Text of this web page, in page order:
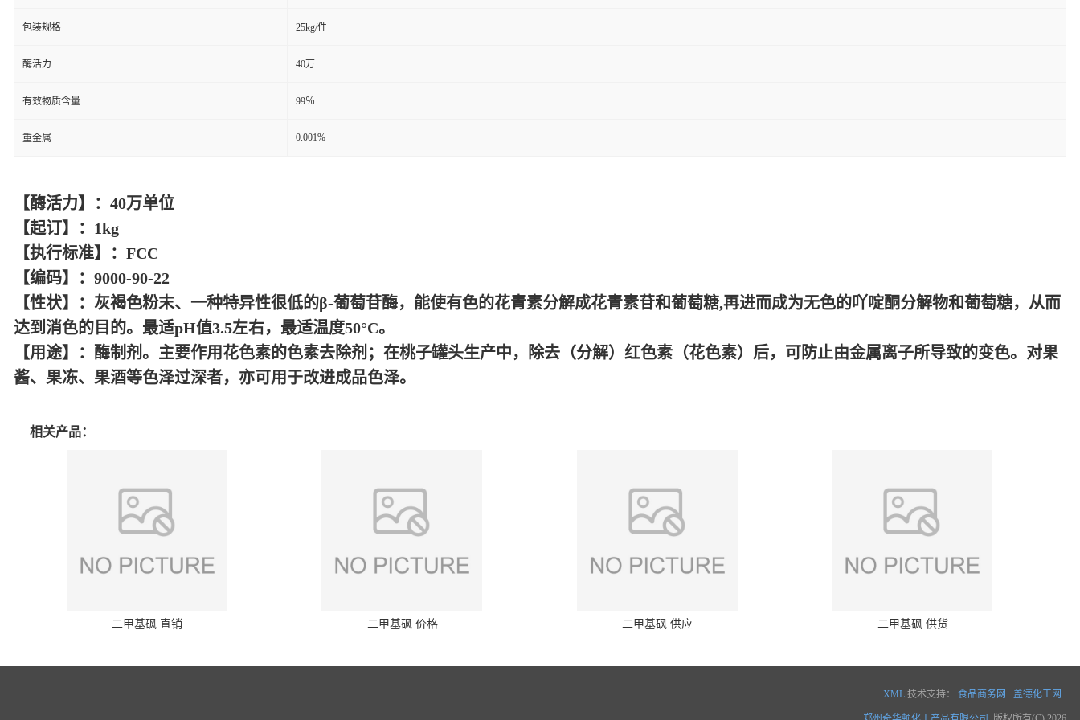
包装规格 25kg/件
酶活力 40万
有效物质含量 99％
重金属 0.001%
【酶活力】： 40万单位
【起订】： 1kg
【执行标准】： FCC
【编码】： 9000-90-22
【性状】：灰褐色粉末、一种特异性很低的β-葡萄苷酶，能使有色的花青素分解成花青素苷和葡萄糖,再进而成为无色的吖啶酮分解物和葡萄糖，从而
达到消色的目的。最适pH值3.5左右，最适温度50°C。
【用途】：酶制剂。主要作用花色素的色素去除剂；在桃子罐头生产中，除去（分解）红色素（花色素）后，可防止由金属离子所导致的变色。对果
酱、果冻、果酒等色泽过深者，亦可用于改进成品色泽。
相关产品：
二甲基砜 直销 二甲基砜 价格 二甲基砜 供应 二甲基砜 供货
XML 技术支持： 食品商务网 盖德化工网